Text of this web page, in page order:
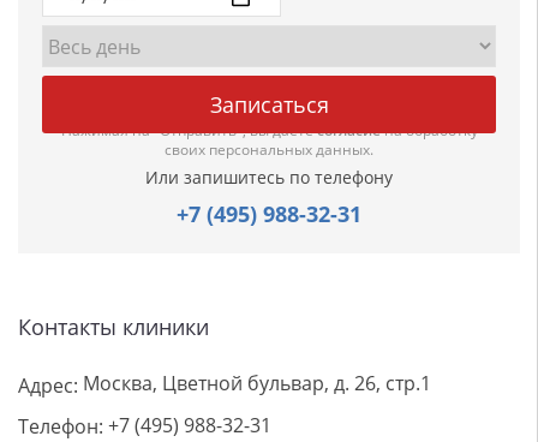
Нажимая на "Отправить", вы даетесогласиена обработку
своих персональных данных.
Или запишитесь по телефону
+7 (495) 988-32-31
Контакты клиники
Адрес: Москва, Цветной бульвар, д. 26, стр.1
Телефон: +7 (495) 988-32-31